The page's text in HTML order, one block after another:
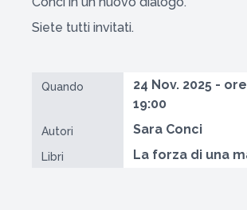
Siete tutti invitati.
Quando
24 Nov. 2025 -
19:00
Autori Sara Conci
Libri La forza di una